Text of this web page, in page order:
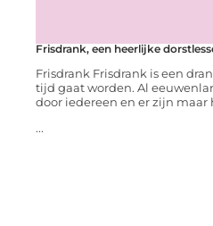
Frisdrank, een heerlijke
Frisdrank Frisdrank is een
tijd gaat worden. Al
door iedereen en er zijn
...